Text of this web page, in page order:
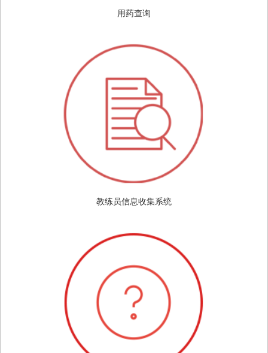
用药查询
教练员信息收集系统